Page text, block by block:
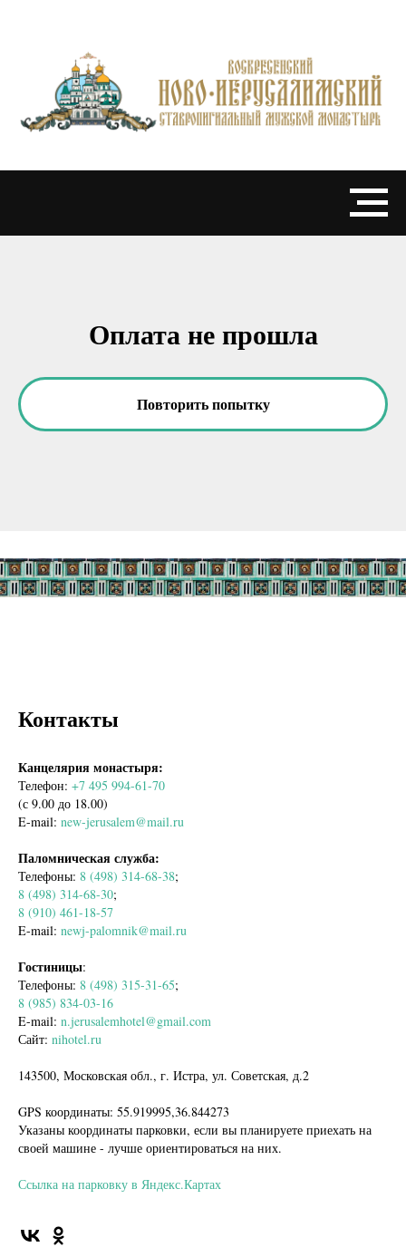
Оплата не прошла
Повторить попытку
Контакты
Канцелярия монастыря:
Телефон: +7 495 994-61-70
(с 9.00 до 18.00)
E-mail: new-jerusalem@mail.ru
Паломническая служба:
Телефоны: 8 (498) 314-68-38;
8 (498) 314-68-30;
8 (910) 461-18-57
E-mail: newj-palomnik@mail.ru
Гостиницы:
Телефоны: 8 (498) 315-31-65;
8 (985) 834-03-16
E-mail: n.jerusalemhotel@gmail.com
Сайт: nihotel.ru
143500, Московская обл., г. Истра, ул. Советская, д.2
GPS координаты: 55.919995,36.844273
Указаны координаты парковки, если вы планируете приехать на
своей машине - лучше ориентироваться на них.
Ссылка на парковку в Яндекс.Картах